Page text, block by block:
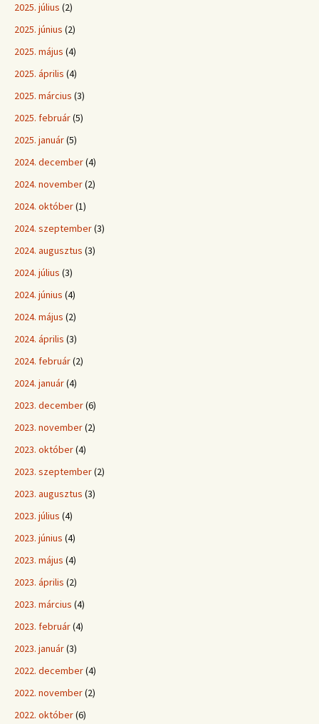
2025. július (2)
2025. június (2)
2025. május (4)
2025. április (4)
2025. március (3)
2025. február(5)
2025. január(5)
2024. december(4)
2024. november(2)
2024. október(1)
2024. szeptember(3)
2024. augusztus (3)
2024. július (3)
2024. június (4)
2024. május (2)
2024. április (3)
2024. február(2)
2024. január(4)
2023. december(6)
2023. november(2)
2023. október(4)
2023. szeptember(2)
2023. augusztus (3)
2023. július (4)
2023. június (4)
2023. május (4)
2023. április (2)
2023. március (4)
2023. február(4)
2023. január(3)
2022. december(4)
2022. november(2)
2022. október(6)